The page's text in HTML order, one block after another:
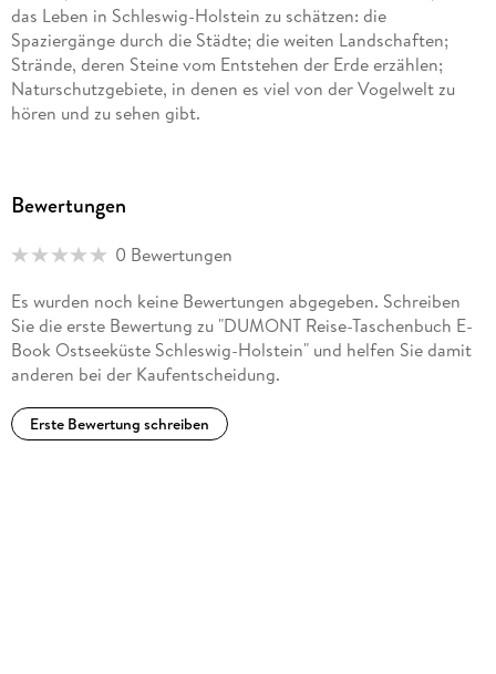
das Leben in Schleswig-Holstein zu schätzen: die
Spaziergänge durch die Städte; die weiten Landschaften;
Strände, deren Steine vom Entstehen der Erde erzählen;
Naturschutzgebiete, in denen es viel von der Vogelwelt zu
hören und zu sehen gibt.
Bewertungen
0 Bewertungen
Es wurden noch keine Bewertungen abgegeben. Schreiben
Sie die erste Bewertung zu "DUMONT Reise-Taschenbuch E-
Book Ostseeküste Schleswig-Holstein" und helfen Sie damit
anderen bei der Kaufentscheidung.
Erste Bewertung schreiben